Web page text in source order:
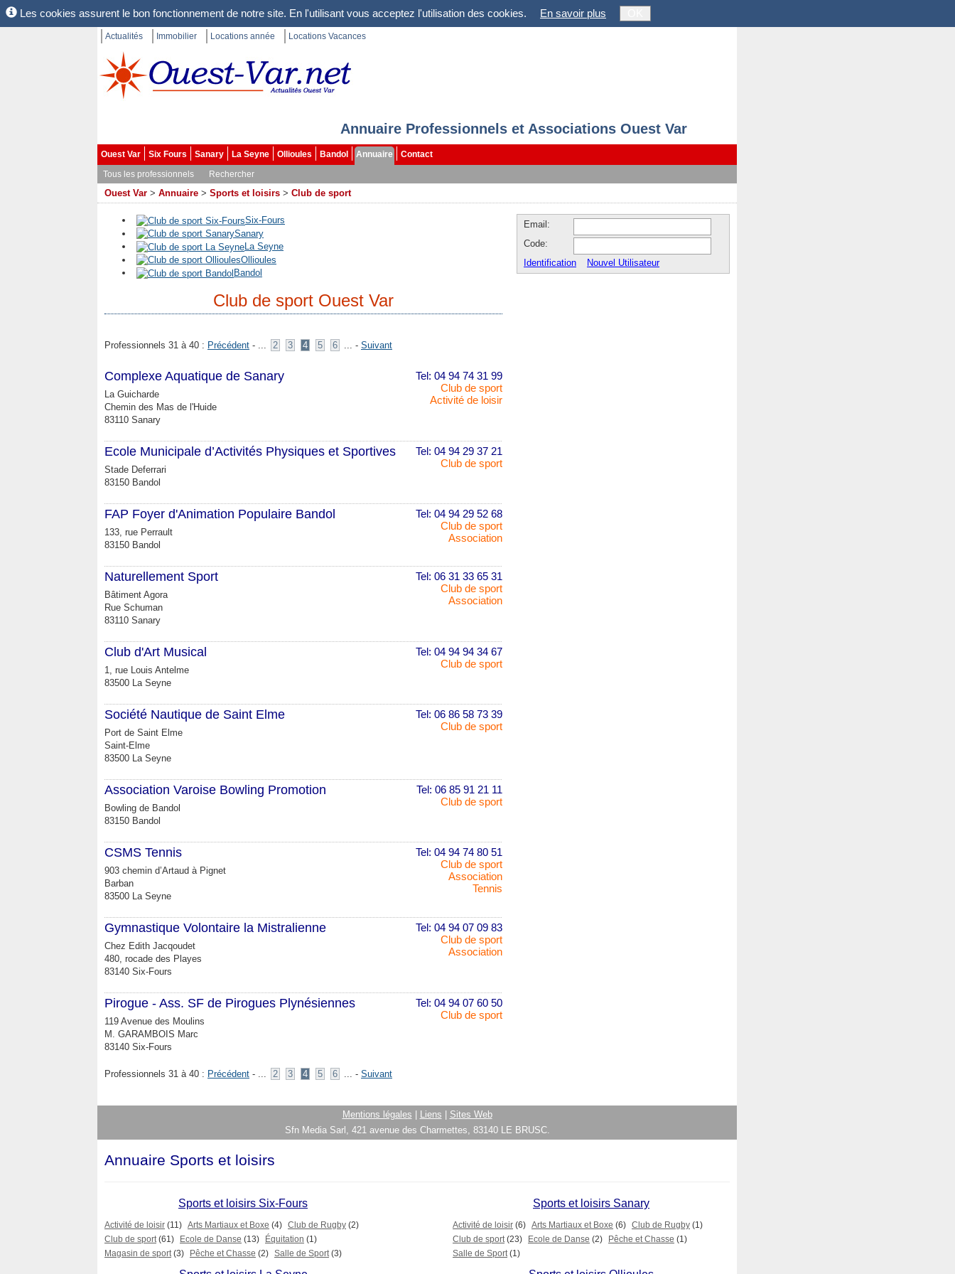
Les cookies assurent le bon fonctionnement de notre site. En l'utilisant vous acceptez l'utilisation des cookies. En savoir plus
Actualités Immobilier Locations année Locations Vacances
Annuaire Professionnels et Associations Ouest Var
Ouest Var Six Fours Sanary La Seyne Ollioules Bandol Annuaire
Contact
Tous les professionnels
Rechercher
Ouest Var > Annuaire > Sports et loisirs > Club de sport
Six-Fours
Sanary
La Seyne
Ollioules
Bandol
Club de sport Ouest Var
Professionnels 31 à 40 : Précédent - ... 2 3 4 5 6 ... - Suivant
Tel: 04 94 74 31 99
Club de sport
Activité de loisir
Complexe Aquatique de Sanary
La Guicharde
Chemin des Mas de l'Huide
83110 Sanary
Tel: 04 94 29 37 21
Club de sport
Ecole Municipale d’Activités Physiques et Sportives
Stade Deferrari
83150 Bandol
Tel: 04 94 29 52 68
Club de sport
Association
FAP Foyer d'Animation Populaire Bandol
133, rue Perrault
83150 Bandol
Tel: 06 31 33 65 31
Club de sport
Association
Naturellement Sport
Bâtiment Agora
Rue Schuman
83110 Sanary
Tel: 04 94 94 34 67
Club de sport
Club d'Art Musical
1, rue Louis Antelme
83500 La Seyne
Tel: 06 86 58 73 39
Club de sport
Société Nautique de Saint Elme
Port de Saint Elme
Saint-Elme
83500 La Seyne
Tel: 06 85 91 21 11
Club de sport
Association Varoise Bowling Promotion
Bowling de Bandol
83150 Bandol
Tel: 04 94 74 80 51
Club de sport
Association
Tennis
CSMS Tennis
903 chemin d’Artaud à Pignet
Barban
83500 La Seyne
Tel: 04 94 07 09 83
Club de sport
Association
Gymnastique Volontaire la Mistralienne
Chez Edith Jacqoudet
480, rocade des Playes
83140 Six-Fours
Tel: 04 94 07 60 50
Club de sport
Pirogue - Ass. SF de Pirogues Plynésiennes
119 Avenue des Moulins
M. GARAMBOIS Marc
83140 Six-Fours
Professionnels 31 à 40 : Précédent - ... 2 3 4 5 6 ... - Suivant
Email:
Code:
Identification
Nouvel Utilisateur
Mentions légales Liens
Sites Web
Sfn Media Sarl, 421 avenue des Charmettes, 83140 LE BRUSC.
Annuaire Sports et loisirs
Sports et loisirs Six-Fours
Activité de loisir (11) Arts Martiaux et Boxe (4) Club de Rugby (2)
Club de sport (61) Ecole de Danse (13) Équitation (1)
Magasin de sport (3) Pêche et Chasse (2) Salle de Sport (3)
Sports et loisirs Sanary
Activité de loisir (6) Arts Martiaux et Boxe (6) Club de Rugby (1)
Club de sport (23) Ecole de Danse (2) Pêche et Chasse (1)
Salle de Sport (1)